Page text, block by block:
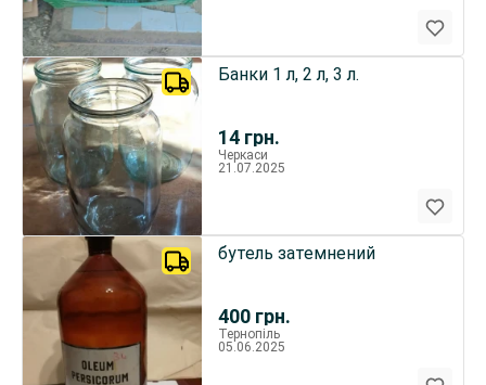
14 грн.
Банки 1 л, 2 л, 3 л.
Черкаси
21.07.2025
400 грн.
бутель затемнений
Тернопіль
05.06.2025